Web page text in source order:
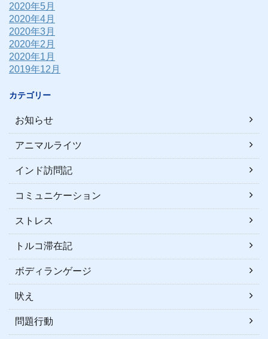
2020年5月
2020年4月
2020年3月
2020年2月
2020年1月
2019年12月
カテゴリー
お知らせ
アニマルライツ
インド訪問記
コミュニケーション
ストレス
トルコ滞在記
ボディランゲージ
吠え
問題行動